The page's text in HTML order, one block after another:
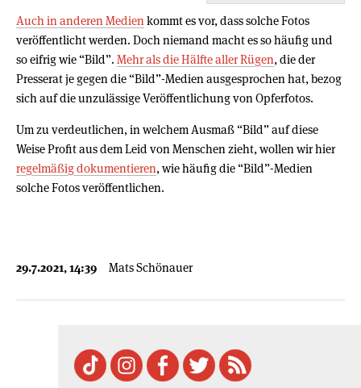
Auch in anderen Medienkommt es vor, dass solche Fotos
veröffentlicht werden. Doch niemand macht es so häufig und
so eifrig wie “Bild”. Mehr als die Hälfte aller Rügen, die der
Presserat je gegen die “Bild”-Medien ausgesprochen hat, bezog
sich auf die unzulässige Veröffentlichung von Opferfotos.
Um zu verdeutlichen, in welchem Ausmaß “Bild” auf diese
Weise Profit aus dem Leid von Menschen zieht, wollen wir hier
regelmäßig dokumentieren, wie häufig die “Bild”-Medien
solche Fotos veröffentlichen.
29.7.2021, 14:39 Mats Schönauer